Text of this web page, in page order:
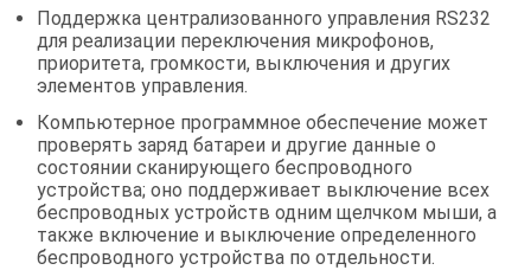
Поддержка централизованного управления RS232
для реализации переключения микрофонов,
приоритета, громкости, выключения и других
элементов управления.
Компьютерное программное обеспечение может
проверять заряд батареи и другие данные о
состоянии сканирующего беспроводного
устройства; оно поддерживает выключение всех
беспроводных устройств одним щелчком мыши, а
также включение и выключение определенного
беспроводного устройства по отдельности.